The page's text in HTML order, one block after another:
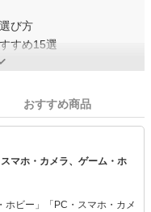
び方
すめ15選
おすすめ商品
マホ・カメラ、ゲーム・ホ
ホビー」「PC・スマホ・カメ